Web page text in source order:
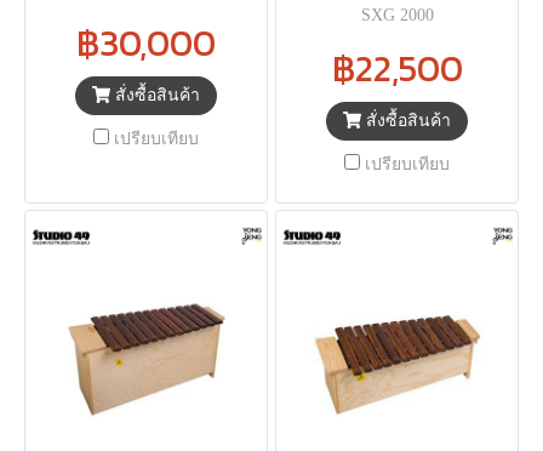
฿30,000
สั่งซื้อสินค้า
เปรียบเทียบ
SXG 2000
฿22,500
สั่งซื้อสินค้า
เปรียบเทียบ